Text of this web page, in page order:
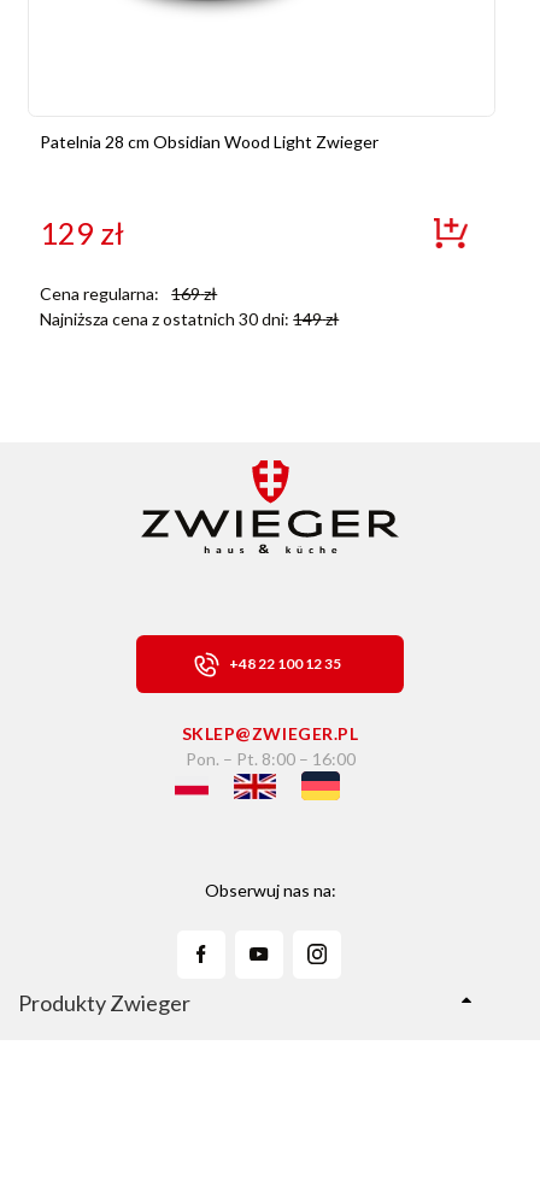
Patelnia 28 cm Obsidian Wood Light Zwieger
129 zł
Cena regularna: 169zł
Najniższa cena z ostatnich 30 dni:149zł
+48 22 100 12 35
SKLEP@ZWIEGER.PL
Pon. – Pt. 8:00 – 16:00
Obserwuj nas na:
Produkty Zwieger